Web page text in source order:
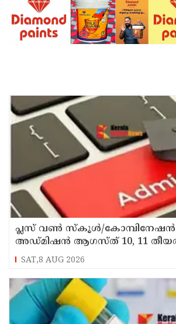
പ്ലസ് വൺ സ്‌കൂൾ/കോമ്പിനേഷൻ
അഡ്മിഷൻ ആഗസ്ത് 10, 11
SAT,8 AUG 2026